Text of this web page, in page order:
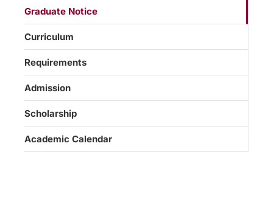
Graduate Notice
Curriculum
Requirements
Admission
Scholarship
Academic Calendar